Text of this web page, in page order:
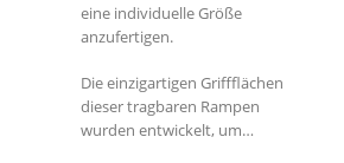
eine individuelle Größe
anzufertigen.
Die einzigartigen Griffflächen
dieser tragbaren Rampen
wurden entwickelt, um…